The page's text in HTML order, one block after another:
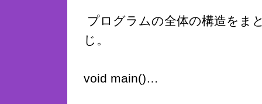
プログラムの全体の構造をま
じ。
void main()…